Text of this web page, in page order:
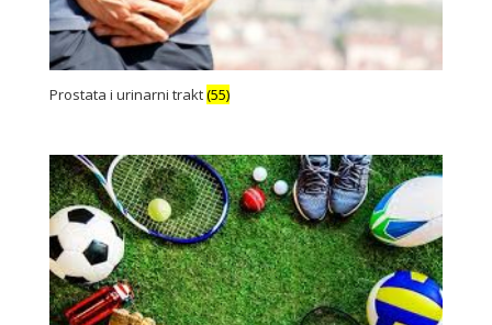
Prostata i urinarni trakt(55)